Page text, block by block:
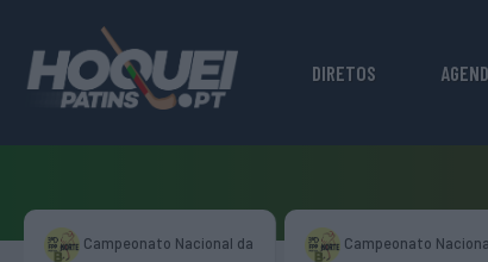
DIRETOS
Campeonato Nacional da
Campeonato